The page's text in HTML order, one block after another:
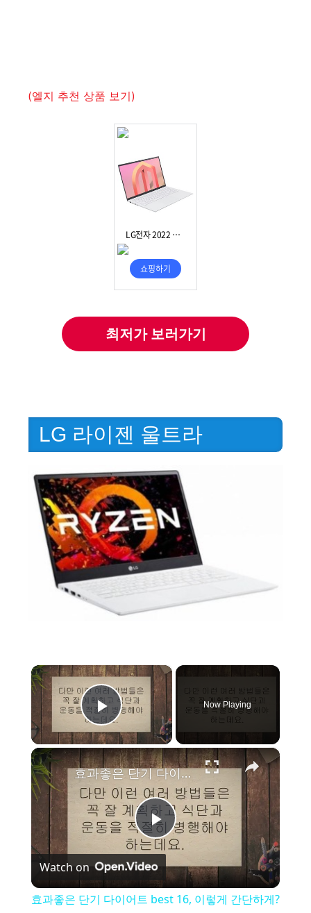
(엘지 추천 상품 보기)
최저가 보러가기
LG 라이젠 울트라
×
Play Video
Now Playing
×
P
l
효과좋은 단기 다이어트 best 16, 이렇게 간단하게?
Watch on
효과좋은 단기 다이어트 best 16, 이렇게 간단하게?